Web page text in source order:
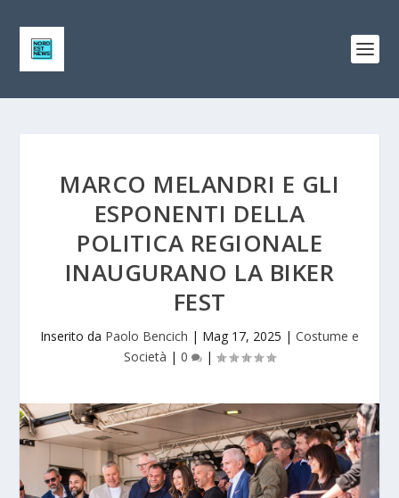
MARCO MELANDRI E GLI
ESPONENTI DELLA
POLITICA REGIONALE
INAUGURANO LA BIKER
FEST
Inserito da Paolo Bencich | Mag 17, 2025 | Costume e
Società | 0 |